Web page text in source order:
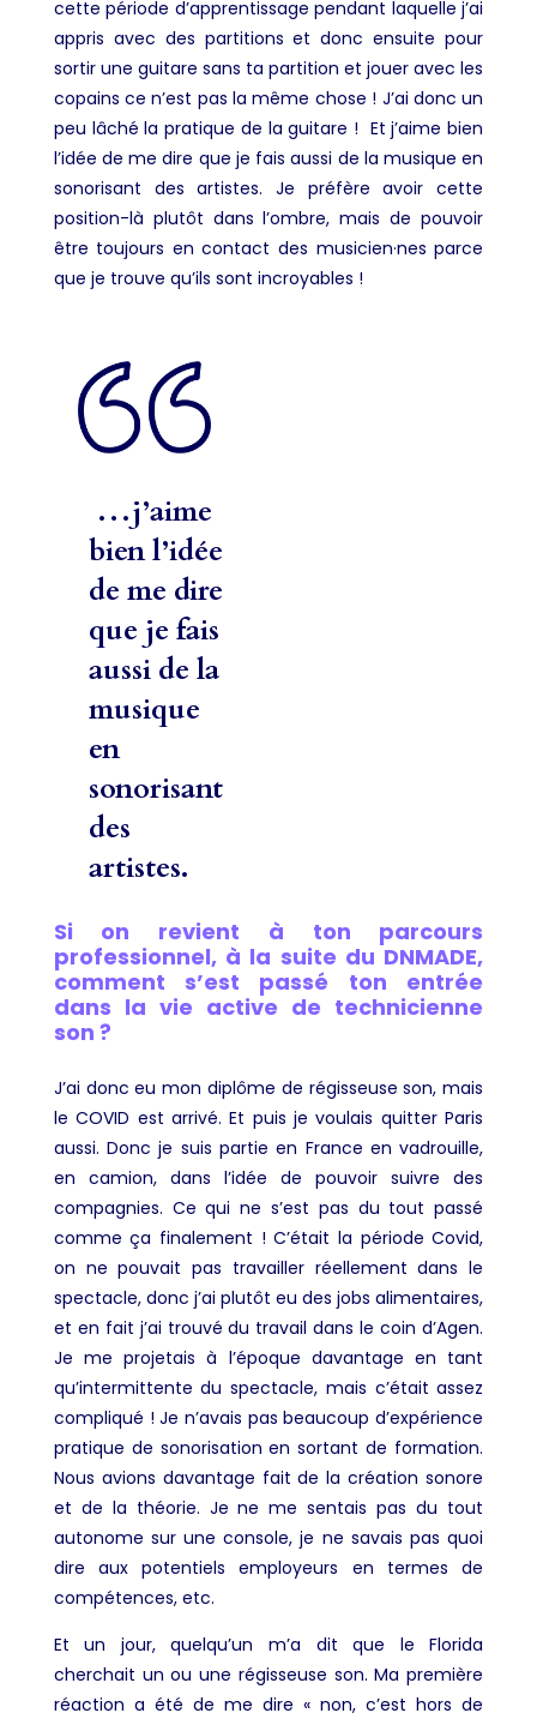
cette période d’apprentissage pendant laquelle j’ai
appris avec des partitions et donc ensuite pour
sortir une guitare sans ta partition et jouer avec les
copains ce n’est pas la même chose ! J’ai donc un
peu lâché la pratique de la guitare ! Et j’aime bien
l’idée de me dire que je fais aussi de la musique en
sonorisant des artistes. Je préfère avoir cette
position-là plutôt dans l’ombre, mais de pouvoir
être toujours en contact des musicien·nes parce
que je trouve qu’ils sont incroyables !
…j’aime
bien l’idée
de me dire
que je fais
aussi de la
musique
en
sonorisant
des
artistes.
Si on revient à ton parcours
professionnel, à la suite du DNMADE,
comment s’est passé ton entrée
dans la vie active de technicienne
son ?
J’ai donc eu mon diplôme de régisseuse son, mais
le COVID est arrivé. Et puis je voulais quitter Paris
aussi. Donc je suis partie en France en vadrouille,
en camion, dans l’idée de pouvoir suivre des
compagnies. Ce qui ne s’est pas du tout passé
comme ça finalement ! C’était la période Covid,
on ne pouvait pas travailler réellement dans le
spectacle, donc j’ai plutôt eu des jobs alimentaires,
et en fait j’ai trouvé du travail dans le coin d’Agen.
Je me projetais à l’époque davantage en tant
qu’intermittente du spectacle, mais c’était assez
compliqué ! Je n’avais pas beaucoup d’expérience
pratique de sonorisation en sortant de formation.
Nous avions davantage fait de la création sonore
et de la théorie. Je ne me sentais pas du tout
autonome sur une console, je ne savais pas quoi
dire aux potentiels employeurs en termes de
compétences, etc.
Et un jour, quelqu’un m’a dit que le Florida
cherchait un ou une régisseuse son. Ma première
réaction a été de me dire « non, c’est hors de